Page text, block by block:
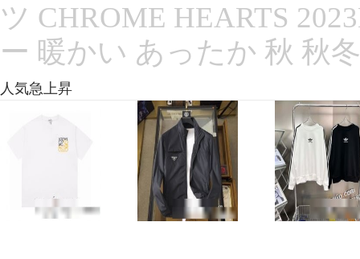
ツ CHROME HEARTS
ー 暖かい あったか 秋 秋
人気急上昇